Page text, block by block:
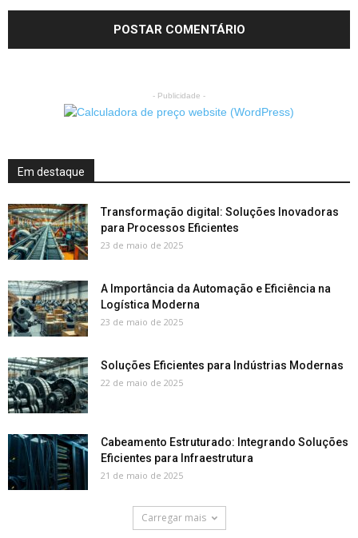
- Publicidade -
Em destaque
Transformação digital: Soluções Inovadoras
para Processos Eficientes
23 de maio de 2025
A Importância da Automação e Eficiência na
Logística Moderna
23 de maio de 2025
Soluções Eficientes para Indústrias Modernas
22 de maio de 2025
Cabeamento Estruturado: Integrando Soluções
Eficientes para Infraestrutura
21 de maio de 2025
Carregar mais